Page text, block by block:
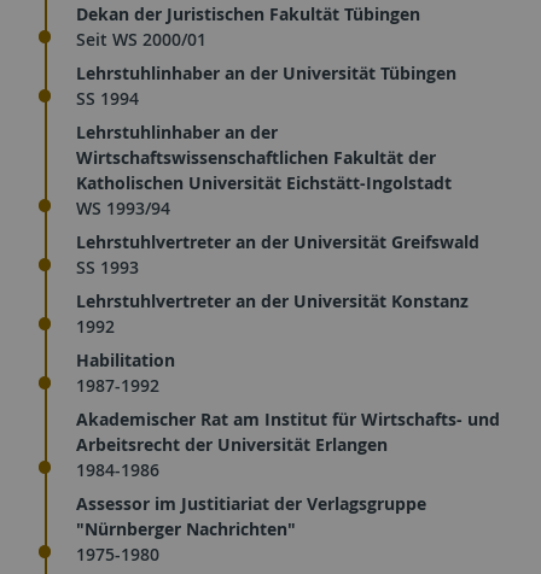
Dekan der Juristischen Fakultät Tübingen
Seit WS 2000/01
Lehrstuhlinhaber an der Universität Tübingen
SS 1994
Lehrstuhlinhaber an der
Wirtschaftswissenschaftlichen Fakultät der
Katholischen Universität Eichstätt-Ingolstadt
WS 1993/94
Lehrstuhlvertreter an der Universität Greifswald
SS 1993
Lehrstuhlvertreter an der Universität Konstanz
1992
Habilitation
1987-1992
Akademischer Rat am Institut für Wirtschafts- und
Arbeitsrecht der Universität Erlangen
1984-1986
Assessor im Justitiariat der Verlagsgruppe
"Nürnberger Nachrichten"
1975-1980